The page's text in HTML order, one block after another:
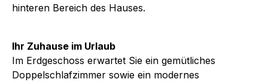
hinteren Bereich des Hauses.
Ihr Zuhause im Urlaub
Im Erdgeschoss erwartet Sie ein gemütliches
Doppelschlafzimmer sowie ein modernes